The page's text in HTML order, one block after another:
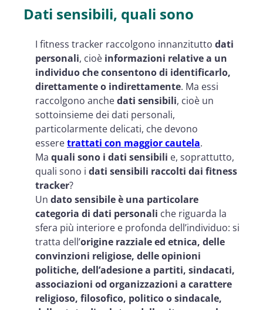
Dati sensibili, quali sono
I fitness tracker raccolgono innanzitutto dati
personali, cioè informazioni relative a un
individuo che consentono di identificarlo,
direttamente o indirettamente. Ma essi
raccolgono anchedati sensibili, cioè un
sottoinsieme dei dati personali,
particolarmente delicati, che devono
esseretrattati con maggior cautela.
Ma quali sono i dati sensibili e, soprattutto,
quali sono i dati sensibili raccolti dai fitness
tracker?
Un dato sensibile è una particolare
categoria di dati personali che riguarda la
sfera più interiore e profonda dell’individuo: si
tratta dell’origine razziale ed etnica, delle
convinzioni religiose, delle opinioni
politiche, dell’adesione a partiti, sindacati,
associazioni od organizzazioni a carattere
religioso, filosofico, politico o sindacale,